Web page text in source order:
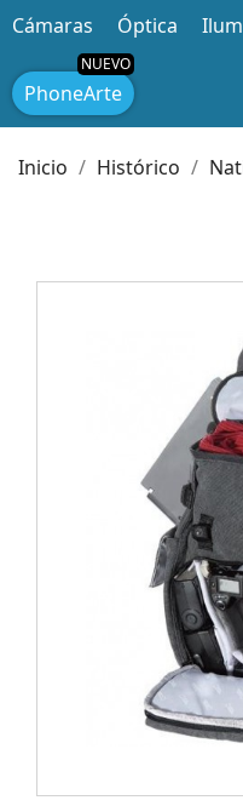
Cámaras
Óptica
PhoneArte
Inicio Histórico